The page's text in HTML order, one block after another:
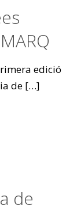
edició
de[…]
de